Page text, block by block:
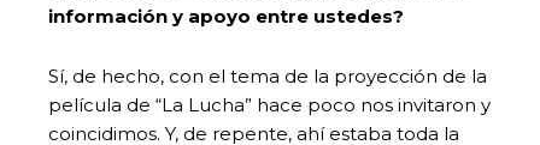
información y apoyo entre ustedes?
Sí, de hecho, con el tema de la proyección de la
película de “La Lucha” hace poco nos invitaron y
coincidimos. Y, de repente, ahí estaba toda la